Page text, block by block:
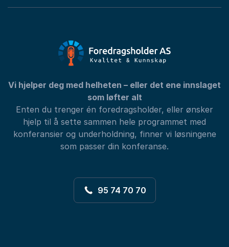
Vi hjelper deg med helheten – eller det ene innslaget
som løfter alt
Enten du trenger én foredragsholder, eller ønsker
hjelp til å sette sammen hele programmet med
konferansier og underholdning, finner vi løsningene
som passer din konferanse.
95 74 70 70